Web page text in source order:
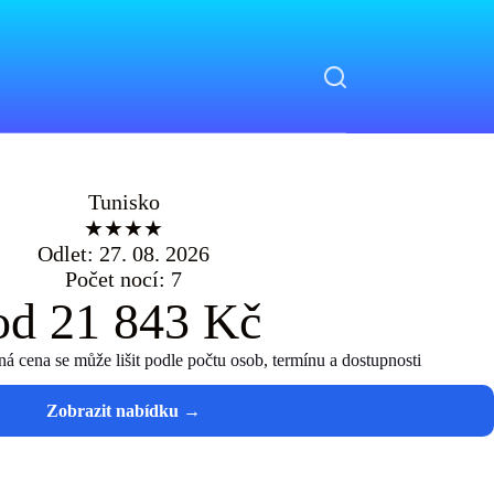
Tunisko
★★★★
Odlet: 27. 08. 2026
Počet nocí: 7
21 843 Kč
cena se může lišit podle počtu osob, termínu a dostupnosti